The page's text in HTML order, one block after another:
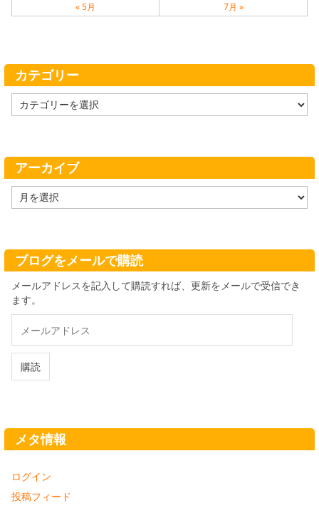
« 5月 7月 »
カテゴリー
テ
ー
アーカイブ
ー
ブ
ブログをメールで購読
メールアドレスを記入して購読すれば、更新をメールで受信でき
ます。
ル
ド
購読
メタ情報
ログイン
投稿フィード